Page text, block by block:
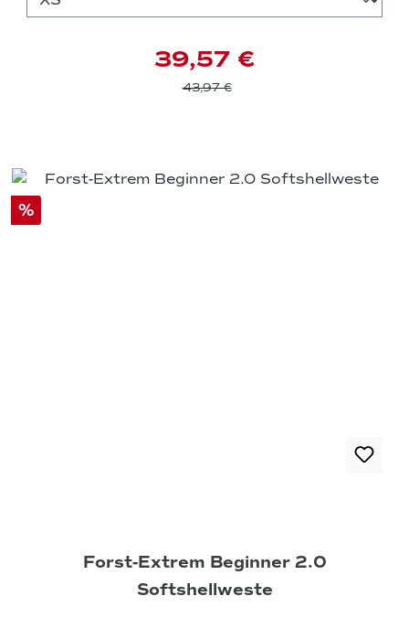
39,57 €
43,97 €
%
Forst-Extrem Beginner 2.0
Softshellweste